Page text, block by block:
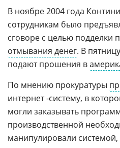
В ноябре 2004 года
сотрудникам было
сговоре с целью подделки
отмывания денег. В
подают прошения в
По мнению прокуратуры
интернет -систему, в
могли заказывать
производственной
манипулировали